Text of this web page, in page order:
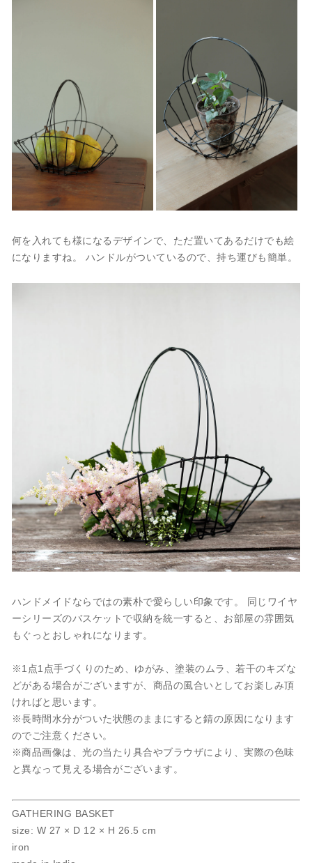
何を入れても様になるデザインで、ただ置いてあるだけでも絵
になりますね。 ハンドルがついているので、持ち運びも簡単。
ハンドメイドならではの素朴で愛らしい印象です。 同じワイヤ
ーシリーズのバスケットで収納を統一すると、お部屋の雰囲気
もぐっとおしゃれになります。
※1点1点手づくりのため、ゆがみ、塗装のムラ、若干のキズな
どがある場合がございますが、商品の風合いとしてお楽しみ頂
ければと思います。
※長時間水分がついた状態のままにすると錆の原因になります
のでご注意ください。
※商品画像は、光の当たり具合やブラウザにより、実際の色味
と異なって見える場合がございます。
GATHERING BASKET
size: W 27 × D 12 × H 26.5 cm
iron